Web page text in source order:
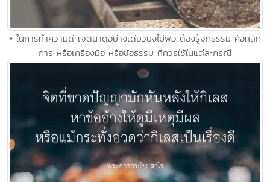
• ในการทำความดี เจตนาดีอย่างเดียวยังไม่พอ ต้องรู้จักธรรม คือหลัก
การ หรือเครื่องมือ หรือข้อธรรม ที่ควรใช้ในแต่ละกรณี